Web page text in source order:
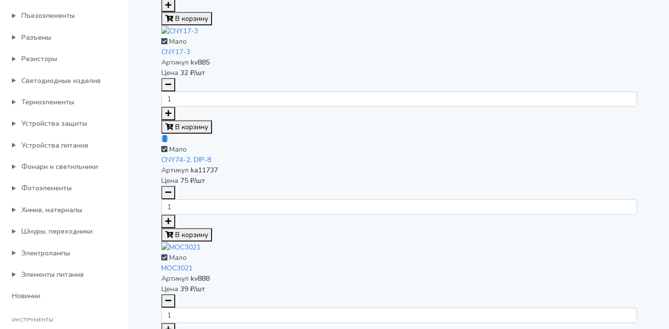
Пъезоэлементы
Разъемы
Резисторы
Светодиодные изделия
Термоэлементы
Устройства защиты
Устройства питания
Фонари и светильники
Фотоэлементы
Химия, материалы
Шнуры, переходники
Электролампы
Элементы питания
Новинки
ИНСТРУМЕНТЫ
В корзину
Мало
CNY17-3
Артикул kv885
Цена 32 ₽/шт
В корзину
Мало
CNY74-2, DIP-8
Артикул ka11737
Цена 75 ₽/шт
В корзину
Мало
MOC3021
Артикул kv888
Цена 39 ₽/шт